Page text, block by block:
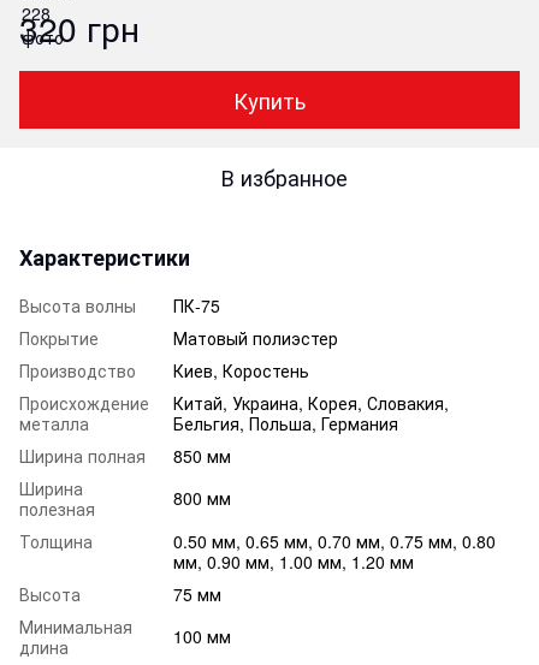
320 грн
Купить
В избранное
Характеристики
Высота волны
ПК-75
Покрытие
Матовый полиэстер
Производство
Киев, Коростень
Происхождение
металла
Китай, Украина, Корея, Словакия,
Бельгия, Польша, Германия
Ширина полная
850 мм
Ширина
полезная
800 мм
Толщина
0.50 мм, 0.65 мм, 0.70 мм, 0.75 мм, 0.80
мм, 0.90 мм, 1.00 мм, 1.20 мм
Высота
75 мм
Минимальная
длина
100 мм